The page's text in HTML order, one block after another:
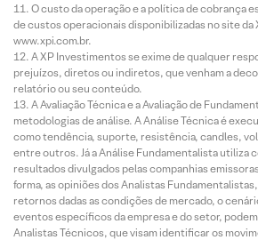
O custo da operação e a política de cobrança
de custos operacionais disponibilizadas no site da
www.xpi.com.br.
A XP Investimentos se exime de qualquer
prejuízos, diretos ou indiretos, que venham a
relatório ou seu conteúdo.
A Avaliação Técnica e a Avaliação de
metodologias de análise. A Análise Técnica é
como tendência, suporte, resistência, candles,
entre outros. Já a Análise Fundamentalista utiliza
resultados divulgados pelas companhias
forma, as opiniões dos Analistas
retornos dadas as condições de mercado, o
eventos específicos da empresa e do setor,
Analistas Técnicos, que visam identificar os